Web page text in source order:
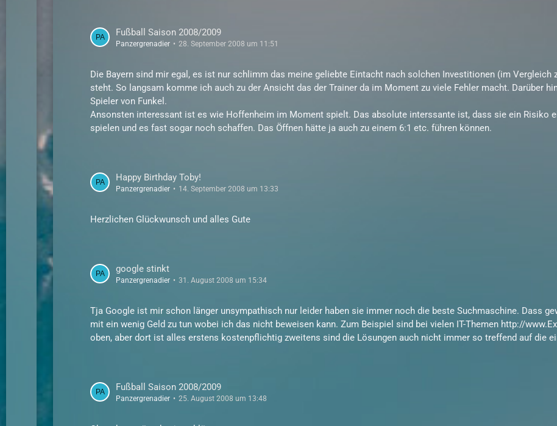
Fußball Saison 2008/2009
Panzergrenadier 28. September 2008 um 11:51
Die Bayern sind mir egal, es ist nur schlimm das meine geliebte Eintacht nach solchen Investitionen (im Vergleich
steht. So langsam komme ich auch zu der Ansicht das der Trainer da im Moment zu viele Fehler macht. Darüber
Spieler von Funkel.
Ansonsten interessant ist es wie Hoffenheim im Moment spielt. Das absolute interssante ist, dass sie ein Risiko
spielen und es fast sogar noch schaffen. Das Öffnen hätte ja auch zu einem 6:1 etc. führen können.
Happy Birthday Toby!
Panzergrenadier 14. September 2008 um 13:33
Herzlichen Glückwunsch und alles Gute
google stinkt
Panzergrenadier 31. August 2008 um 15:34
Tja Google ist mir schon länger unsympathisch nur leider haben sie immer noch die beste Suchmaschine. Dass
mit ein wenig Geld zu tun wobei ich das nicht beweisen kann. Zum Beispiel sind bei vielen IT-Themen http://
oben, aber dort ist alles erstens kostenpflichtig zweitens sind die Lösungen auch nicht immer so treffend auf die
Fußball Saison 2008/2009
Panzergrenadier 25. August 2008 um 13:48